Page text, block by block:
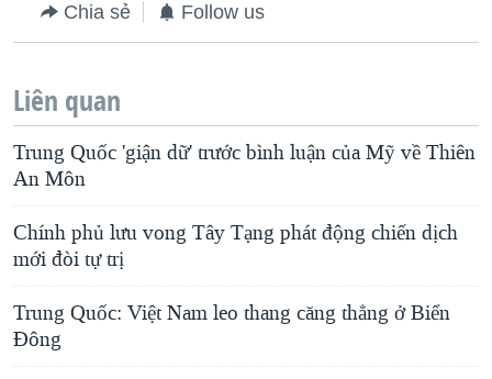
Chia sẻ Follow us
Liên quan
Trung Quốc 'giận dữ' trước bình luận của Mỹ về Thiên
An Môn
Chính phủ lưu vong Tây Tạng phát động chiến dịch
mới đòi tự trị
Trung Quốc: Việt Nam leo thang căng thẳng ở Biển
Đông